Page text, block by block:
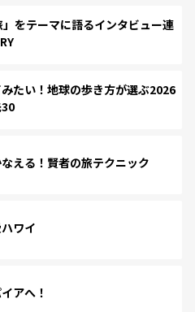
をテーマに語るインタビュー連
たい！地球の歩き方が選ぶ2026
える！賢者の旅テクニック
ワイ
アへ！